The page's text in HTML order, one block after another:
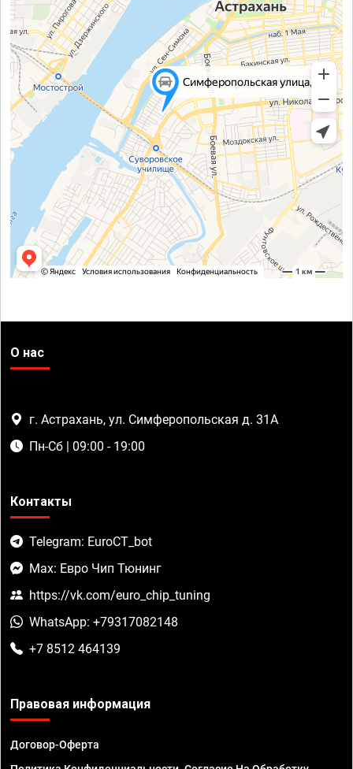
О нас
г. Астрахань, ул. Симферопольская д. 31А
Пн-Сб | 09:00 - 19:00
Контакты
Telegram: EuroCT_bot
Max: Евро Чип Тюнинг
https://vk.com/euro_chip_tuning
WhatsApp: +79317082148
+7 8512 464139
Правовая информация
Договор-Оферта